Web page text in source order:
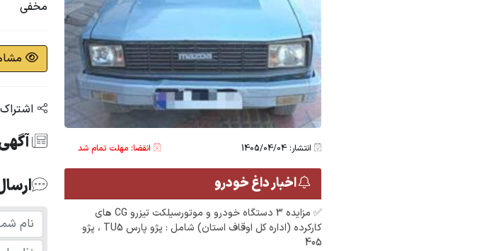
انتشار: 1405/04/04 انقضا: مهلت تمام شد
اخبار داغ خودرو
✅ مزایده 3 دستگاه خودرو و موتورسیلکت تیزرو CG های
کارکرده (اداره کل اوقاف استان) شامل : پژو پارس TU5 ، پژو
405
مخفی